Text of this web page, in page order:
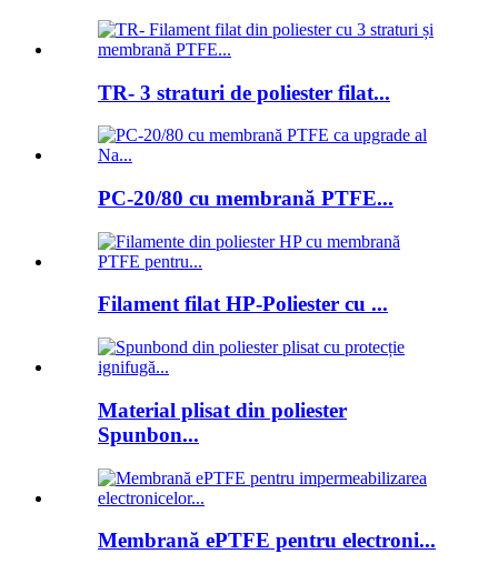
TR- 3 straturi de poliester filat...
PC-20/80 cu membrană PTFE...
Filament filat HP-Poliester cu ...
Material plisat din poliester
Spunbon...
Membrană ePTFE pentru electroni...